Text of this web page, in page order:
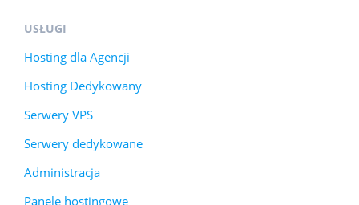
USŁUGI
Hosting dla Agencji
Hosting Dedykowany
Serwery VPS
Serwery dedykowane
Administracja
Panele hostingowe